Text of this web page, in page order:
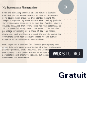
Gratuit